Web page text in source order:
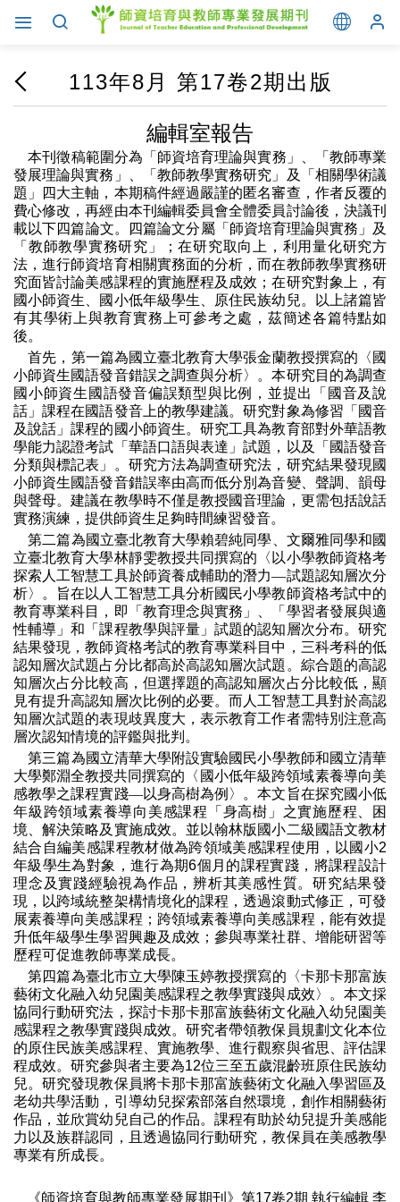
113年8月 第17卷2期出版
編輯室報告
本刊徵稿範圍分為「師資培育理論與實務」、「教師專業
發展理論與實務」、「教師教學實務研究」及「相關學術議
題」四大主軸，本期稿件經過嚴謹的匿名審查，作者反覆的
費心修改，再經由本刊編輯委員會全體委員討論後，決議刊
載以下四篇論文。四篇論文分屬「 師資培育理論與實務 」及
「教師教學實務研究」；在研究取向上，利用量化研究方
法，進行師資培育相關實務面的分析，而在教師教學實務研
究面皆討論美感課程的實施歷程及成效；在研究對象上，有
國小師資生、國小低年級學生、原住民族幼兒。以上諸篇皆
有其學術上與教育實務上可參考之處，茲簡述各篇特點如
後。
首先 ， 第一篇為國立臺北教育大學張金蘭教授撰寫的〈國
小師資生國語發音錯誤之調查與分析〉。本研究目的為調查
國小師資生國語發音偏誤類型與比例，並提出「國音及說
話」課程在國語發音上的教學建議。研究對象為修習「國音
及說話」課程的國小師資生。研究工具為教育部對外華語教
學能力認證考試「華語口語與表達」試題，以及「國語發音
分類與標記表」。研究方法為調查研究法，研究結果發現國
小師資生國語發音錯誤率由高而低分別為音變、聲調、韻母
與聲母。建議在教學時不僅是教授國音理論，更需包括說話
實務演練，提供師資生足夠時間練習發音。
第二篇為國立臺北教育大學賴碧純同學、文爾雅同學和國
立臺北教育大學林靜雯教授共同撰寫的〈以小學教師資格考
探索人工智慧工具於師資養成輔助的潛力—試題認知層次分
析〉。旨在以人工智慧工具分析國民小學教師資格考試中的
教育專業科目，即「教育理念與實務」、「學習者發展與適
性輔導」和「課程教學與評量」試題的認知層次分布。研究
結果發現，教師資格考試的教育專業科目中，三科考科的低
認知層次試題占分比都高於高認知層次試題。綜合題的高認
知層次占分比較高，但選擇題的高認知層次占分比較低，顯
見有提升高認知層次比例的必要。而人工智慧工具對於高認
知層次試題的表現歧異度大，表示教育工作者需特別注意高
層次認知情境的評鑑與批判。
第三篇為國立清華大學附設實驗國民小學教師和國立清華
大學鄭淵全教授共同撰寫的〈國小低年級跨領域素養導向美
感教學之課程實踐—以身高樹為例〉。本文旨在探究國小低
年級跨領域素養導向美感課程「身高樹」之實施歷程、困
境、解決策略及實施成效。並以翰林版國小二級國語文教材
結合自編美感課程教材做為跨領域美感課程使用，以國小2
年級學生為對象，進行為期6個月的課程實踐，將課程設計
理念及實踐經驗視為作品，辨析其美感性質。研究結果發
現，以跨域統整架構情境化的課程，透過滾動式修正，可發
展素養導向美感課程；跨領域素養導向美感課程，能有效提
升低年級學生學習興趣及成效；參與專業社群、增能研習等
歷程可促進教師專業成長。
第四篇為臺北市立大學陳玉婷教授撰寫的〈卡那卡那富族
藝術文化融入幼兒園美感課程之教學實踐與成效〉。本文採
協同行動研究法，探討卡那卡那富族藝術文化融入幼兒園美
感課程之教學實踐與成效。研究者帶領教保員規劃文化本位
的原住民族美感課程、實施教學、進行觀察與省思、評估課
程成效。研究參與者主要為12位三至五歲混齡班原住民族幼
兒。研究發現教保員將卡那卡那富族藝術文化融入學習區及
老幼共學活動，引導幼兒探索部落自然環境，創作相關藝術
作品，並欣賞幼兒自己的作品。課程有助於幼兒提升美感能
力以及族群認同，且透過協同行動研究，教保員在美感教學
專業有所成長。
《師資培育與教師專業發展期刊》第17卷2期 執行編輯 李